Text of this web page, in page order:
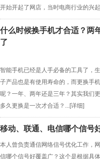
开始开起了网店，当时电商行业的兴
什么时候换手机才合适？两
了
智能手机已经是人手必备的工具了，
子产品也是有使用寿命的，而更换手
呢？一年、两年还是三年？其实我们
多久更换是一次才合适？...[详细]
移动、联通、电信哪个信号
本人曾负责通信网络信号优化工作，
信哪个信号好覆盖广？这个是根据具